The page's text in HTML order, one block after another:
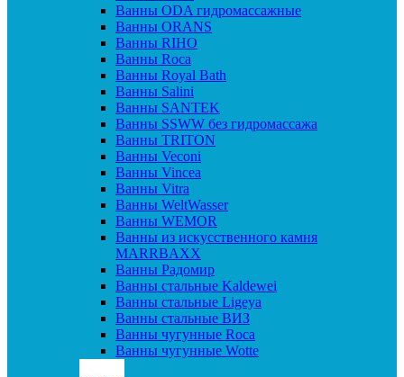
Ванны ODA гидромассажные
Ванны ORANS
Ванны RIHO
Ванны Roca
Ванны Royal Bath
Ванны Salini
Ванны SANTEK
Ванны SSWW без гидромассажа
Ванны TRITON
Ванны Veconi
Ванны Vincea
Ванны Vitra
Ванны WeltWasser
Ванны WEMOR
Ванны из искусственного камня
MARRBAXX
Ванны Радомир
Ванны стальные Kaldewei
Ванны стальные Ligeya
Ванны стальные ВИЗ
Ванны чугунные Roca
Ванны чугунные Wotte